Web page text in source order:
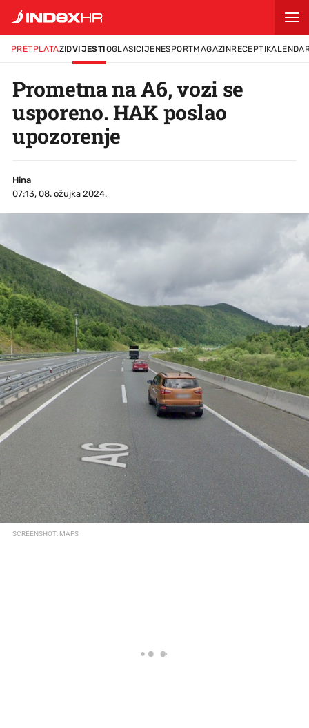
PRETPLATAZIDVIJESTIOGLASICIJENESPORTMAGAZINRECEPTI
Prometna na A6, vozi se
usporeno. HAK poslao
upozorenje
Hina
07:13, 08. ožujka 2024.
SCREENSHOT: MAPS